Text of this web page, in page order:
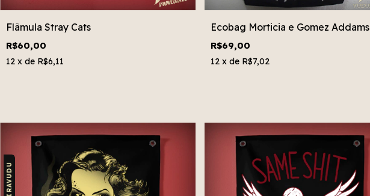
Flâmula Stray Cats
R$60,00
12 x de R$6,11
Ecobag Morticia e Gomez Addams
R$69,00
12 x de R$7,02